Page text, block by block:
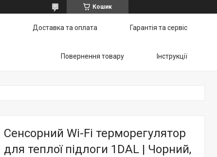
Кошик
Доставка та оплата Гарантія та сервіс
Повернення товару Інструкції
Сенсорний Wi-Fi терморегулятор
для теплої підлоги 1DAL | Чорний,